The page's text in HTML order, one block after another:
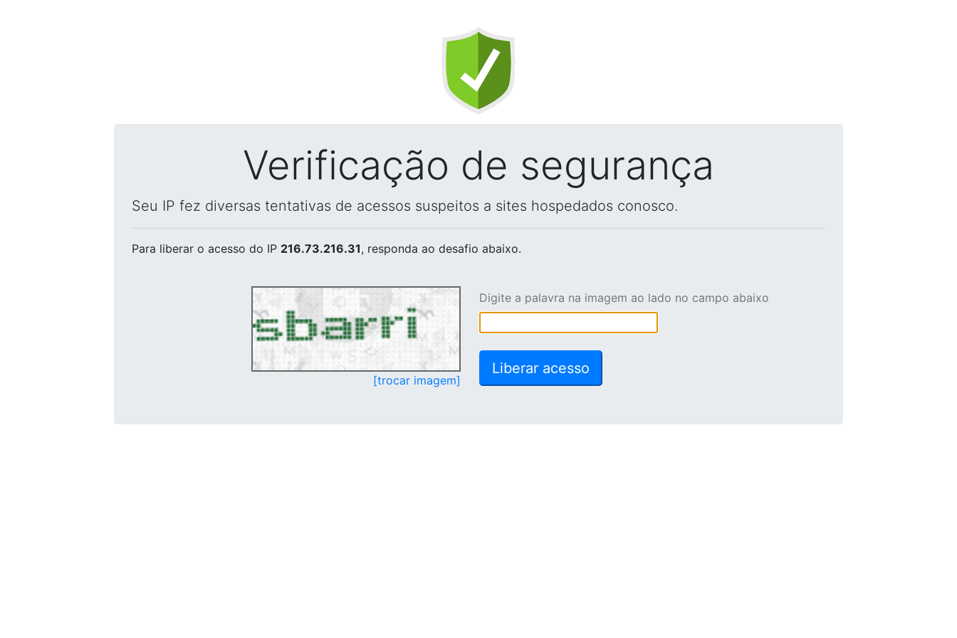
Verificação de segurança
Seu IP fez diversas tentativas de acessos suspeitos a sites hospedados conosco.
Para liberar o acesso do IP 216.73.216.31, responda ao desafio abaixo.
[trocar imagem]
Digite a palavra na imagem ao lado no campo abaixo